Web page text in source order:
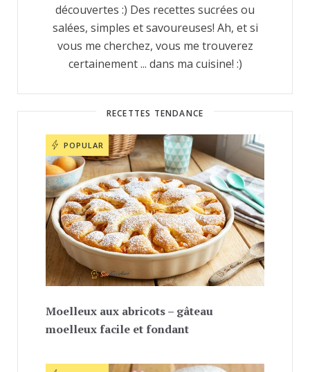
découvertes :) Des recettes sucrées ou
salées, simples et savoureuses! Ah, et si
vous me cherchez, vous me trouverez
certainement ... dans ma cuisine! :)
RECETTES TENDANCE
POPULAR
Moelleux aux abricots – gâteau
moelleux facile et fondant